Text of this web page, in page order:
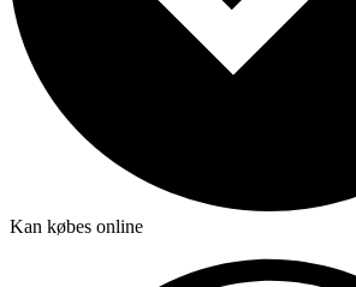
Kan købes online